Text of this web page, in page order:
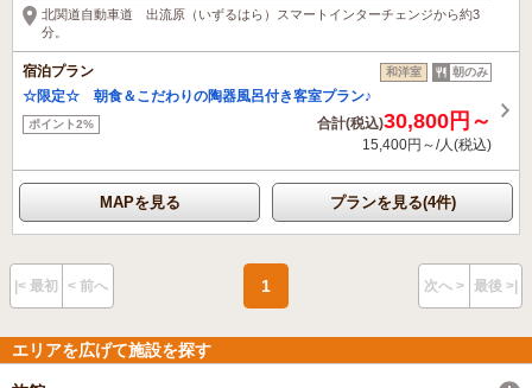
北関道自動車道 出流原（いずるはら）スマートインターチェンジから約3
分。
宿泊プラン 和洋室 朝のみ
☆限定☆ 朝食＆こだわりの陶器風呂付き客室プラン♪
ポイント2% 合計(税込)30,800円～
15,400円～/人(税込)
MAPを見る プランを見る(4件)
|< 最初 < 前へ 1 次へ > 最後 >|
エリアを広げて施設を探す